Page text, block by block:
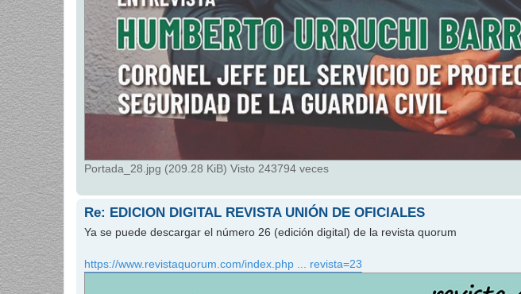
Portada_28.jpg (209.28 KiB) Visto 243794 veces
Re: EDICION DIGITAL REVISTA UNIÓN DE OFICIALES
Ya se puede descargar el número 26 (edición digital) de la revista quorum
https://www.revistaquorum.com/index.php ... revista=23